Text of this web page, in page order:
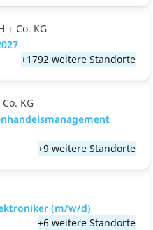
+ Co. KG
+1792 weitere Standorte
KG
+9 weitere Standorte
(m/w/d)
+6 weitere Standorte